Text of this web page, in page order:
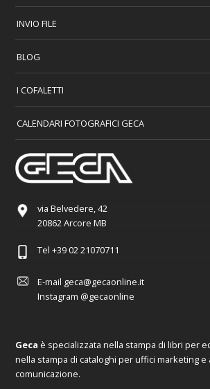
INVIO FILE
BLOG
I COFALETTI
CALENDARI FOTOGRAFICI GECA
via Belvedere, 42
20862 Arcore MB
Tel +39 02 21070711
E-mail geca@gecaonline.it
Instagram @gecaonline
Geca è specializzata nella stampa di libri per
nella stampa di cataloghi per uffici marketing e
comunicazione.